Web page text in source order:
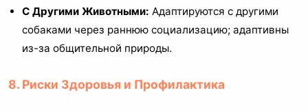
С Другими Животными: Адаптируются с другими
собаками через раннюю социализацию; адаптивны
из-за общительной природы.
8. Риски Здоровья и Профилактика